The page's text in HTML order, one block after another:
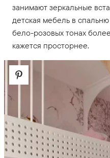
занимают зеркальные
детская мебель в
бело-розовых тонах
кажется просторнее.